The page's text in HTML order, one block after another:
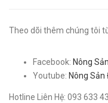
Theo dõi thêm chúng tôi
Facebook: Nông
Youtube: Nông Sản
Hotline Liên Hệ: 093 633